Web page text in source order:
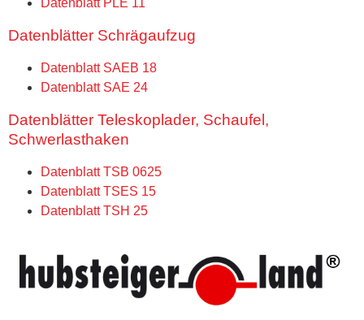
Datenblätter Schrägaufzug
Datenblatt SAEB 18
Datenblatt SAE 24
Datenblätter Teleskoplader, Schaufel,
Schwerlasthaken
Datenblatt TSB 0625
Datenblatt TSES 15
Datenblatt TSH 25